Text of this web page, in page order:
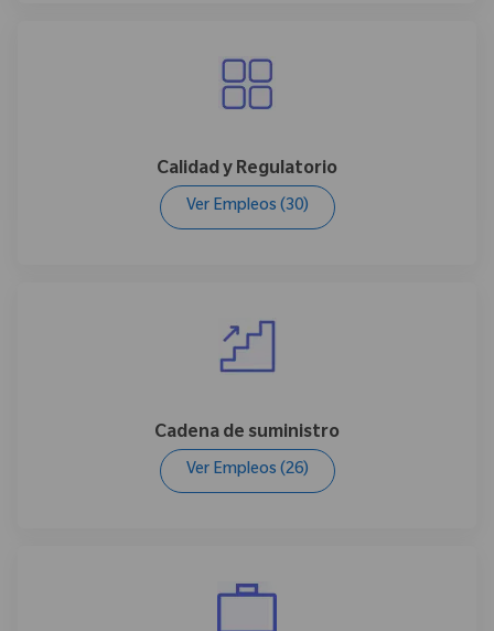
Calidad y Regulatorio
Ver Empleos (30)
Cadena de suministro
Ver Empleos (26)